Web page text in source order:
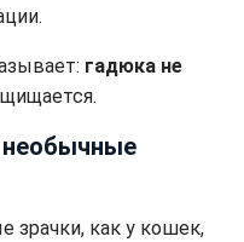
гадюка не
необычные
зрачки, как у кошек,